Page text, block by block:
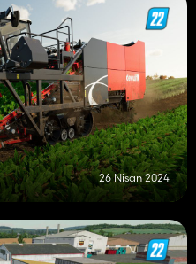
26 Nisan 2024